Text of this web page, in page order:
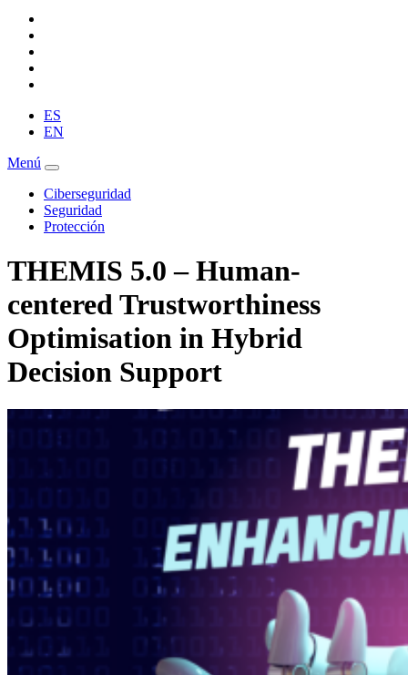
ES
EN
Menú
Ciberseguridad
Seguridad
Protección
THEMIS 5.0 – Human-
centered Trustworthiness
Optimisation in Hybrid
Decision Support